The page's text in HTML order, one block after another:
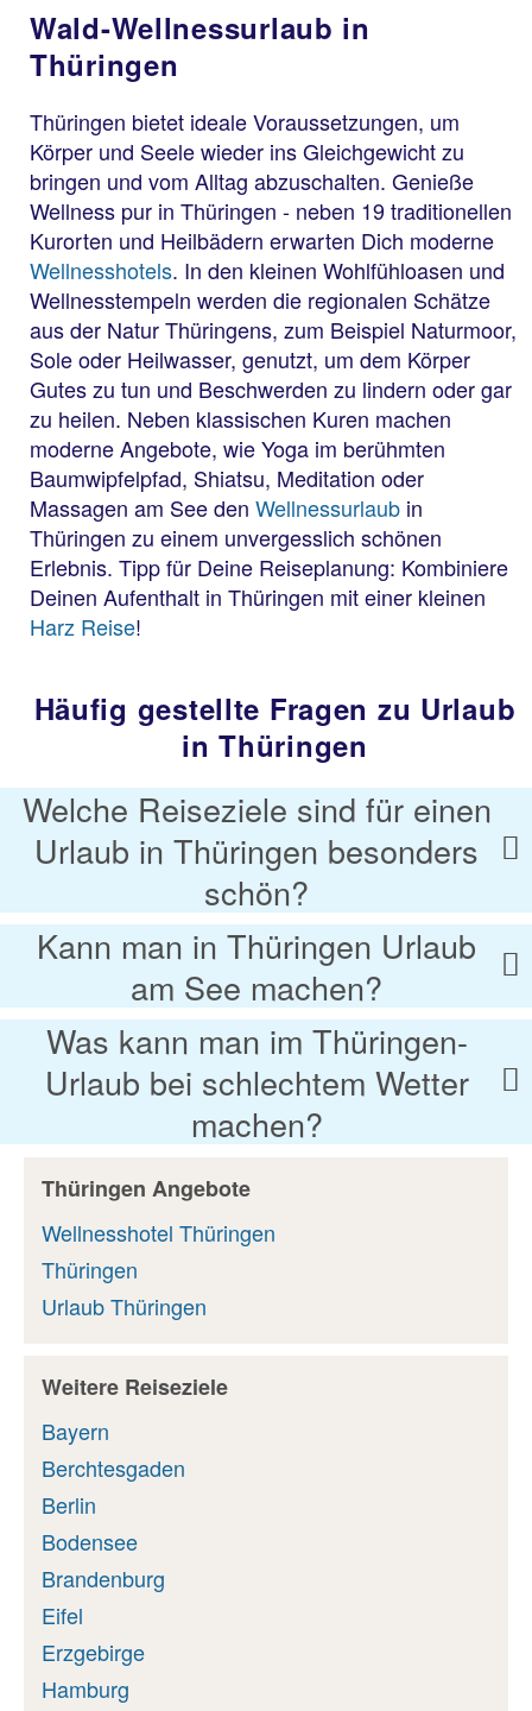
Wald-Wellnessurlaub in
Thüringen
Thüringen bietet ideale Voraussetzungen, um
Körper und Seele wieder ins Gleichgewicht zu
bringen und vom Alltag abzuschalten. Genieße
Wellness pur in Thüringen - neben 19 traditionellen
Kurorten und Heilbädern erwarten Dich moderne
Wellnesshotels. In den kleinen Wohlfühloasen und
Wellnesstempeln werden die regionalen Schätze
aus der Natur Thüringens, zum Beispiel Naturmoor,
Sole oder Heilwasser, genutzt, um dem Körper
Gutes zu tun und Beschwerden zu lindern oder gar
zu heilen. Neben klassischen Kuren machen
moderne Angebote, wie Yoga im berühmten
Baumwipfelpfad, Shiatsu, Meditation oder
Massagen am See den Wellnessurlaub in
Thüringen zu einem unvergesslich schönen
Erlebnis. Tipp für Deine Reiseplanung: Kombiniere
Deinen Aufenthalt in Thüringen mit einer kleinen
Harz Reise!
Häufig gestellte Fragen zu Urlaub
in Thüringen
Welche Reiseziele sind für einen
Urlaub in Thüringen besonders
schön?
Kann man in Thüringen Urlaub
am See machen?
Was kann man im Thüringen-
Urlaub bei schlechtem Wetter
machen?
Thüringen Angebote
Wellnesshotel Thüringen
Thüringen
Urlaub Thüringen
Weitere Reiseziele
Bayern
Berchtesgaden
Berlin
Bodensee
Brandenburg
Eifel
Erzgebirge
Hamburg